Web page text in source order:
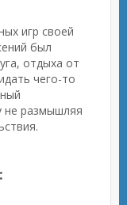
игр своей
был
отдыха от
чего-то
не размышляя